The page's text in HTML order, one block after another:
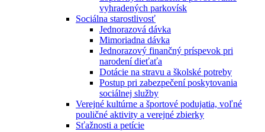
vyhradených parkovísk
Sociálna starostlivosť
Jednorazová dávka
Mimoriadna dávka
Jednorazový finančný príspevok pri
narodení dieťaťa
Dotácie na stravu a školské potreby
Postup pri zabezpečení poskytovania
sociálnej služby
Verejné kultúrne a športové podujatia, voľné
pouličné aktivity a verejné zbierky
Sťažnosti a petície